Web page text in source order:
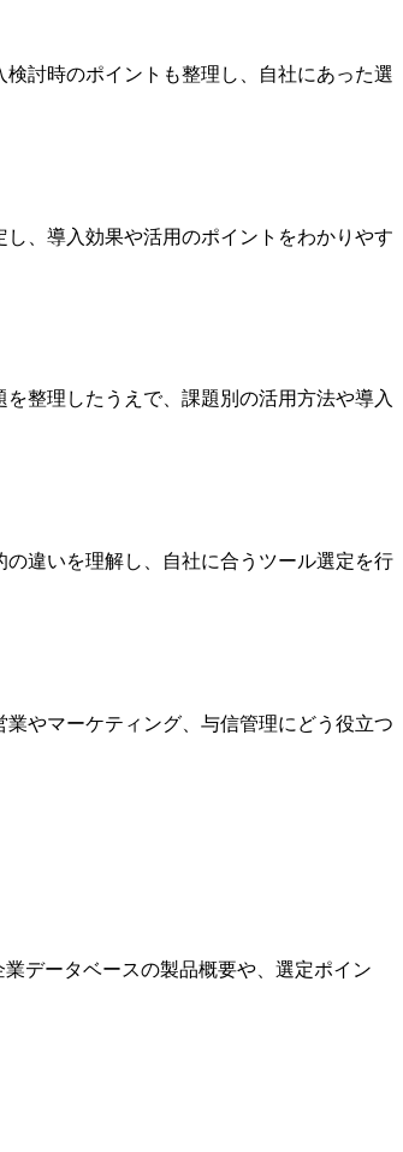
討時のポイントも整理し、自社にあった選
、導入効果や活用のポイントをわかりやす
整理したうえで、課題別の活用方法や導入
違いを理解し、自社に合うツール選定を行
やマーケティング、与信管理にどう役立つ
データベースの製品概要や、選定ポイン